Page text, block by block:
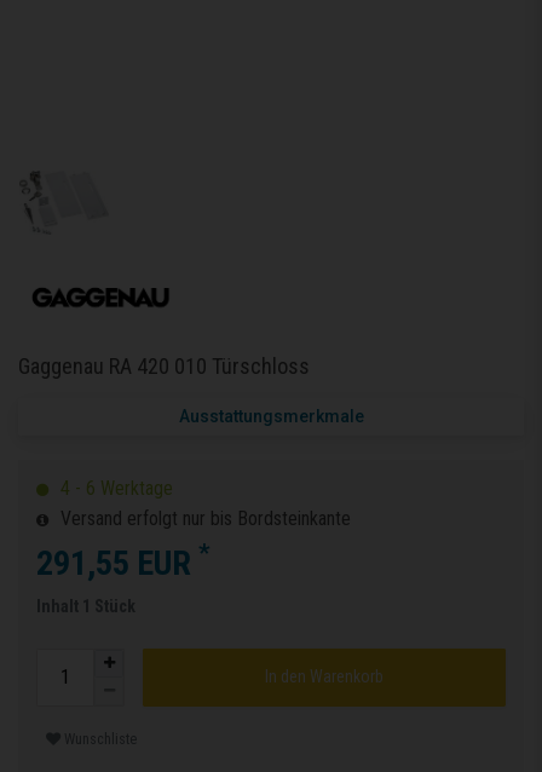
Gaggenau RA 420 010 Türschloss
Ausstattungsmerkmale
4 - 6 Werktage
Versand erfolgt nur bis Bordsteinkante
291,55 EUR *
Inhalt 1 Stück
In den Warenkorb
Wunschliste